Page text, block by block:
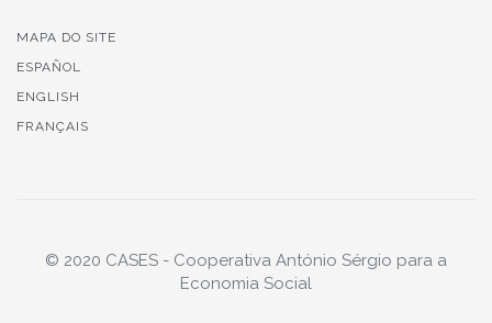
MAPA DO SITE
ESPAÑOL
ENGLISH
FRANÇAIS
© 2020 CASES - Cooperativa António Sérgio para a
Economia Social